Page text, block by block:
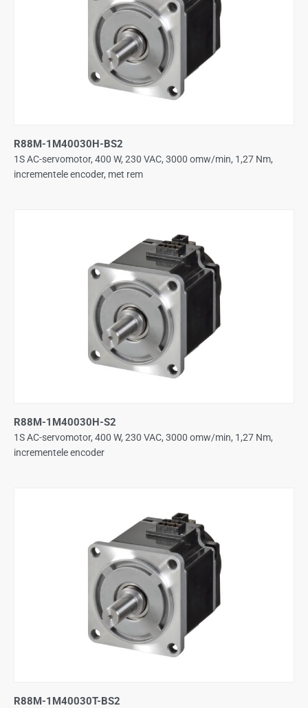
R88M-1M40030H-BS2
1S AC-servomotor, 400 W, 230 VAC, 3000 omw/min, 1,27 Nm,
incrementele encoder, met rem
R88M-1M40030H-S2
1S AC-servomotor, 400 W, 230 VAC, 3000 omw/min, 1,27 Nm,
incrementele encoder
R88M-1M40030T-BS2